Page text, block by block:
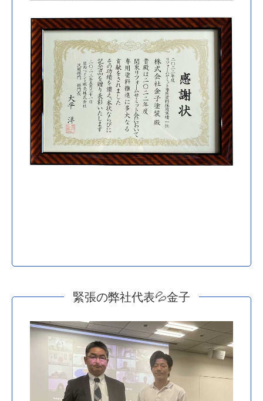
緊張の弊社代表💦金子